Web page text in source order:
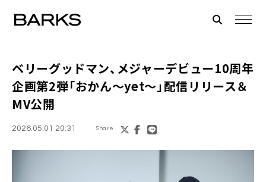
ベリーグッドマン、メジャーデビュー10周年
企画第2弾「おかん〜yet〜」配信リリース＆
MV公開
2026.05.01 20:31 Share